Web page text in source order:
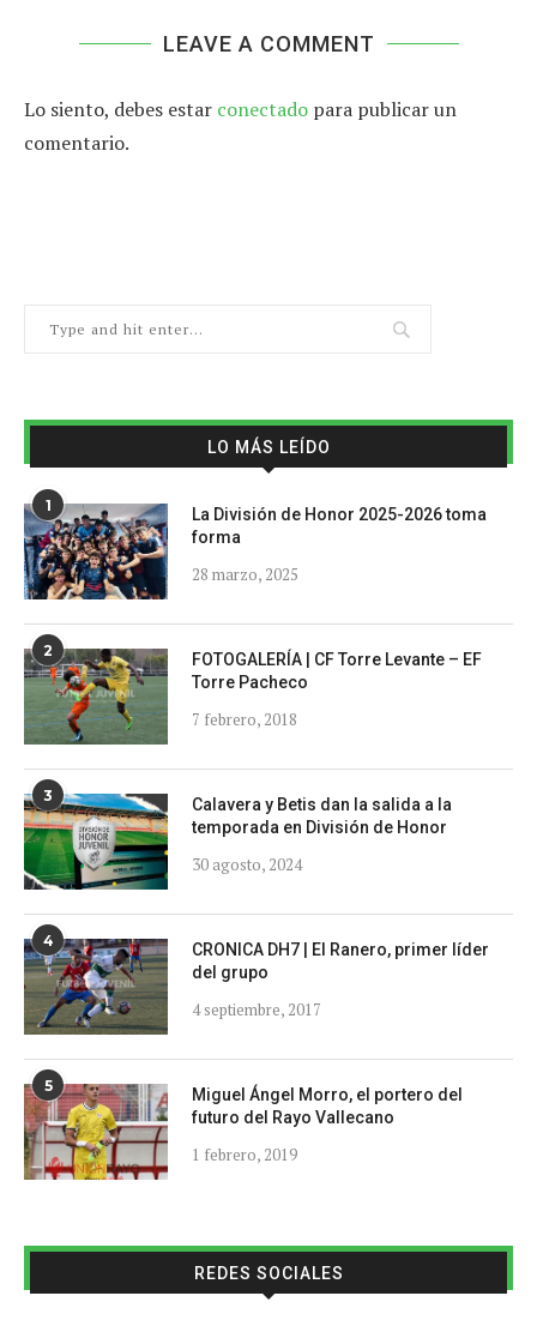
LEAVE A COMMENT
Lo siento, debes estar conectado para publicar un
comentario.
LO MÁS LEÍDO
1
La División de Honor 2025-2026 toma
forma
28 marzo, 2025
2
FOTOGALERÍA | CF Torre Levante – EF
Torre Pacheco
7 febrero, 2018
3
Calavera y Betis dan la salida a la
temporada en División de Honor
30 agosto, 2024
4
CRONICA DH7 | El Ranero, primer líder
del grupo
4 septiembre, 2017
5
Miguel Ángel Morro, el portero del
futuro del Rayo Vallecano
1 febrero, 2019
REDES SOCIALES